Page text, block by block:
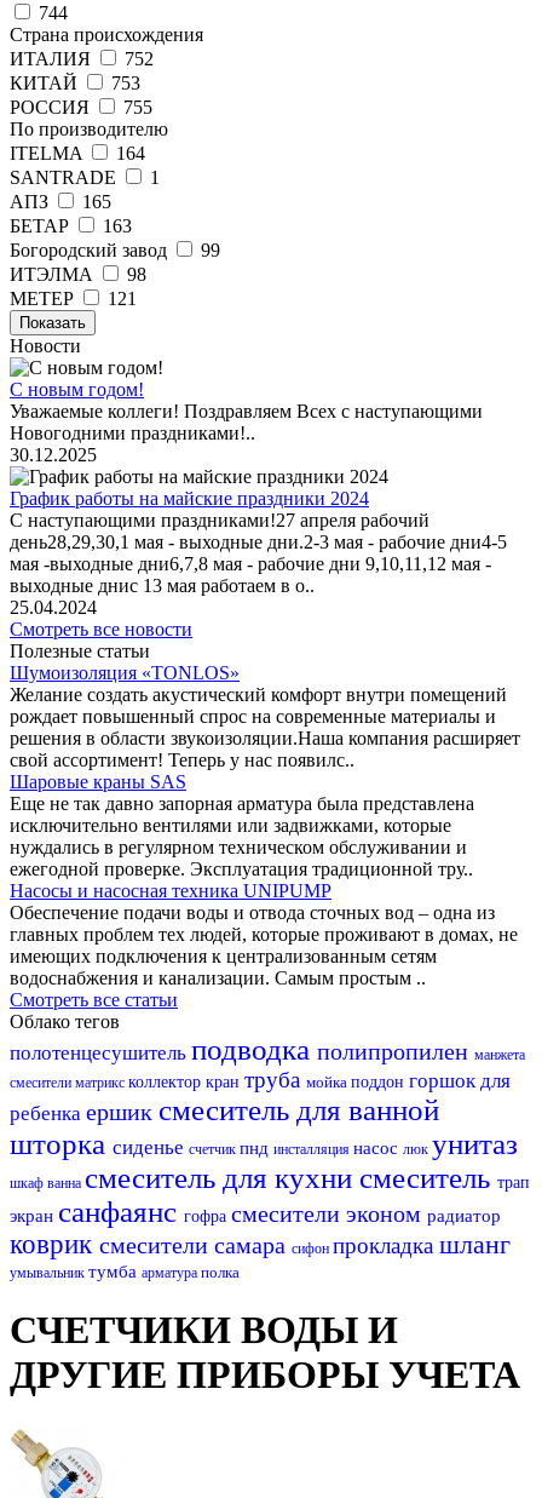
744
Страна происхождения
ИТАЛИЯ
752
КИТАЙ
753
РОССИЯ
755
По производителю
ITELMA
164
SANTRADE
1
АПЗ
165
БЕТАР
163
Богородский завод
99
ИТЭЛМА
98
МЕТЕР
121
Показать
Новости
С новым годом!
Уважаемые коллеги! Поздравляем Всех с наступающими
Новогодними праздниками!..
30.12.2025
График работы на майские праздники 2024
С наступающими праздниками!27 апреля рабочий
день28,29,30,1 мая - выходные дни.2-3 мая - рабочие дни4-5
мая -выходные дни6,7,8 мая - рабочие дни 9,10,11,12 мая -
выходные днис 13 мая работаем в о..
25.04.2024
Смотреть все новости
Полезные статьи
Шумоизоляция «TONLOS»
Желание создать акустический комфорт внутри помещений
рождает повышенный спрос на современные материалы и
решения в области звукоизоляции.Наша компания расширяет
свой ассортимент! Теперь у нас появилс..
Шаровые краны SAS
Еще не так давно запорная арматура была представлена
исключительно вентилями или задвижками, которые
нуждались в регулярном техническом обслуживании и
ежегодной проверке. Эксплуатация традиционной тру..
Насосы и насосная техника UNIPUMP
Обеспечение подачи воды и отвода сточных вод – одна из
главных проблем тех людей, которые проживают в домах, не
имеющих подключения к централизованным сетям
водоснабжения и канализации. Самым простым ..
Смотреть все статьи
Облако тегов
полотенцесушитель подводка полипропилен манжета
смесители матрикс коллектор кран труба мойка поддон горшок для
ребенка ершик смеситель для ванной
шторка сиденье счетчик пнд инсталляция насос люк унитаз
шкаф ванна смеситель для кухни смеситель трап
экран санфаянс гофра смесители эконом радиатор
коврик смесители самара сифон прокладка шланг
умывальник тумба арматура полка
СЧЕТЧИКИ ВОДЫ И
ДРУГИЕ ПРИБОРЫ УЧЕТА